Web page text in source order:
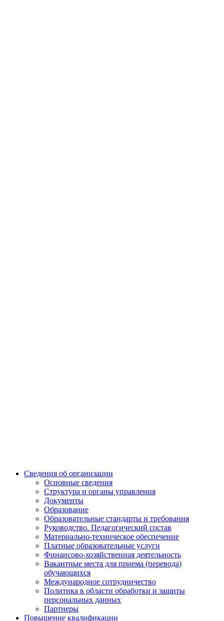
Сведения об организации
Основные сведения
Структура и органы управления
Документы
Образование
Образовательные стандарты и требования
Руководство. Педагогический состав
Материально-техническое обеспечение
Платные образовательные услуги
Финансово-хозяйственная деятельность
Вакантные места для приема (перевода)
обучающихся
Международное сотрудничество
Политика в области обработки и защиты
персональных данных
Партнеры
Повышение квалификации